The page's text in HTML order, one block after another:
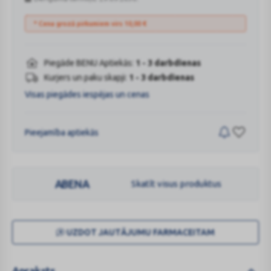
* Cena grozā pirkumiem virs 10,00 €
Piegāde BENU Aptiekās: 1 - 3 darbdienas
Kurjers un paku skapji: 1 - 3 darbdienas
Visas piegādes iespējas un cenas
Pieejamība aptiekās
ABENA Skatīt visus produktus
UZDOT JAUTĀJUMU FARMACEITAM